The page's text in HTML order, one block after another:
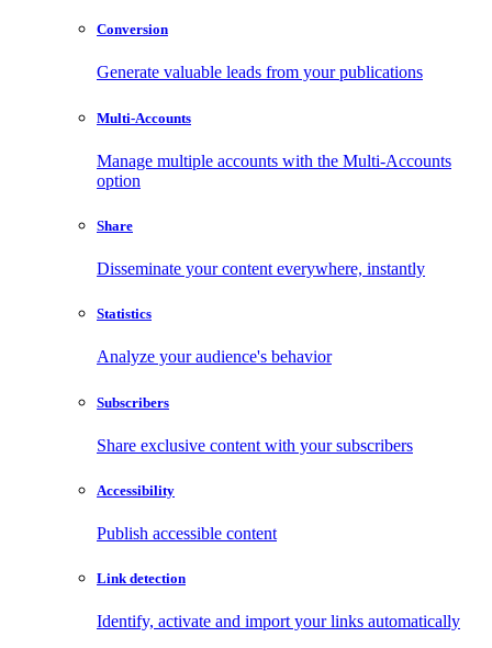
Conversion
Generate valuable leads from your publications
Multi-Accounts
Manage multiple accounts with the Multi-Accounts
option
Share
Disseminate your content everywhere, instantly
Statistics
Analyze your audience's behavior
Subscribers
Share exclusive content with your subscribers
Accessibility
Publish accessible content
Link detection
Identify, activate and import your links automatically